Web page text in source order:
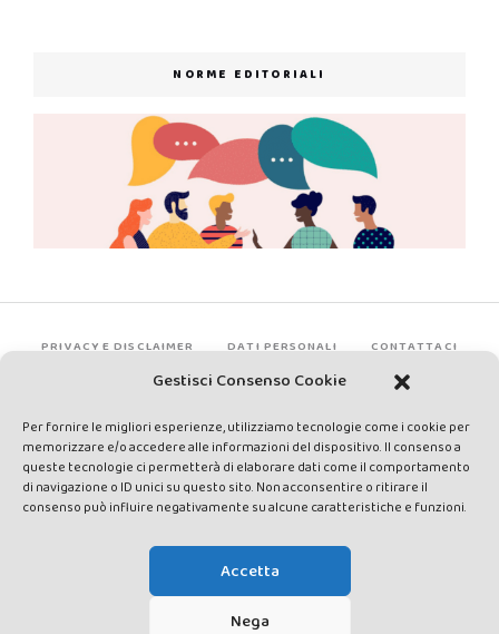
Gestisci Consenso Cookie
Per fornire le migliori esperienze, utilizziamo tecnologie come i cookie per
memorizzare e/o accedere alle informazioni del dispositivo. Il consenso a
queste tecnologie ci permetterà di elaborare dati come il comportamento
di navigazione o ID unici su questo sito. Non acconsentire o ritirare il
consenso può influire negativamente su alcune caratteristiche e funzioni.
Accetta
Nega
NORME EDITORIALI
PRIVACY E DISCLAIMER DATI PERSONALI CONTATTACI
rights reserved - Testata registrata presso il Tribunale di Siena con
autorizzazione n°1 del 12/04/2014 - Direttrice Responsabile: Chiara
Cacace - E-mail: direzione@lavaldichiana.it - Editore: Valdichiana
Media Srl – P.IVA e C.F. 01377300528 –